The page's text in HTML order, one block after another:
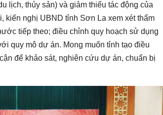
lịch, thủy sản) và giảm thiểu tác động của
kiến nghị UBND tỉnh Sơn La xem xét thẩm
tiếp theo; điều chỉnh quy hoạch sử dụng
quy mô dự án. Mong muốn tỉnh tạo điều
để khảo sát, nghiên cứu dự án, chuẩn bị